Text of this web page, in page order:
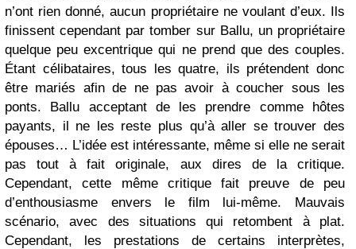
n’ont rien donné, aucun propriétaire ne voulant d’eux. Ils
finissent cependant par tomber sur Ballu, un propriétaire
quelque peu excentrique qui ne prend que des couples.
Étant célibataires, tous les quatre, ils prétendent donc
être mariés afin de ne pas avoir à coucher sous les
ponts. Ballu acceptant de les prendre comme hôtes
payants, il ne les reste plus qu’à aller se trouver des
épouses… L’idée est intéressante, même si elle ne serait
pas tout à fait originale, aux dires de la critique.
Cependant, cette même critique fait preuve de peu
d’enthousiasme envers le film lui-même. Mauvais
scénario, avec des situations qui retombent à plat.
Cependant, les prestations de certains interprètes,